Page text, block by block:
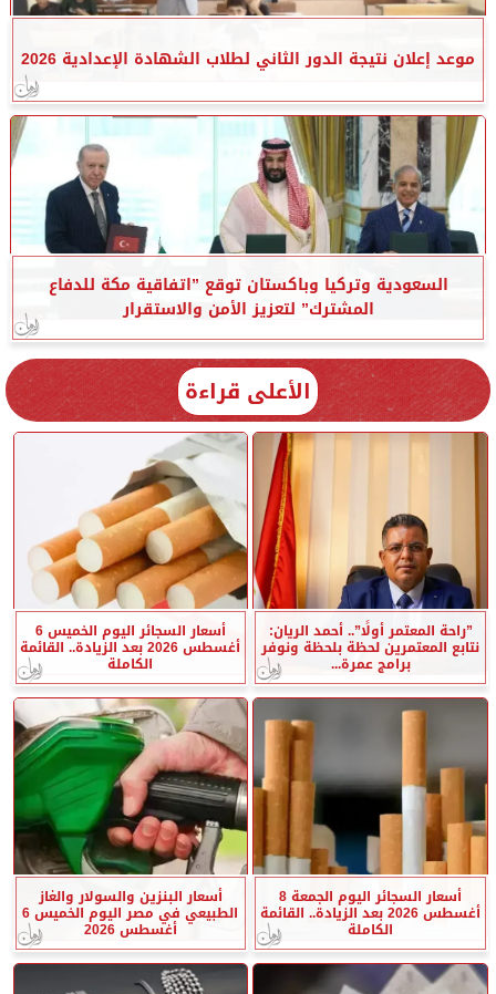
موعد إعلان نتيجة الدور الثاني لطلاب الشهادة الإعدادية 2026
السعودية وتركيا وباكستان توقع ”اتفاقية مكة للدفاع
المشترك” لتعزيز الأمن والاستقرار
الأعلى قراءة
”راحة المعتمر أولًا”.. أحمد الريان:
نتابع المعتمرين لحظة بلحظة ونوفر
برامج عمرة...
أسعار السجائر اليوم الخميس 6
أغسطس 2026 بعد الزيادة.. القائمة
الكاملة
أسعار السجائر اليوم الجمعة 8
أغسطس 2026 بعد الزيادة.. القائمة
الكاملة
أسعار البنزين والسولار والغاز
الطبيعي في مصر اليوم الخميس 6
أغسطس 2026